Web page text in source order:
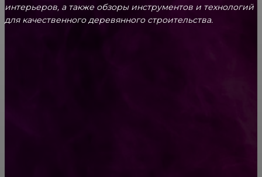
интерьеров, а также обзоры инструментов и технологий
для качественного деревянного строительства.